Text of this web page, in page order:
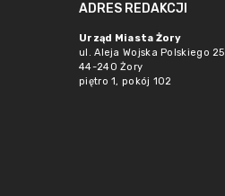
ADRES REDAKCJI
Urząd Miasta Żory
ul. Aleja Wojska Polskiego 25
44-240 Żory
piętro 1, pokój 102